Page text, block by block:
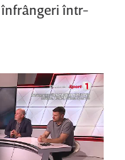
înfrângeri într-